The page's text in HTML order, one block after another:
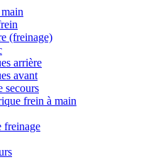
(freinage)
arrière
avant
secours
frein à main
freinage